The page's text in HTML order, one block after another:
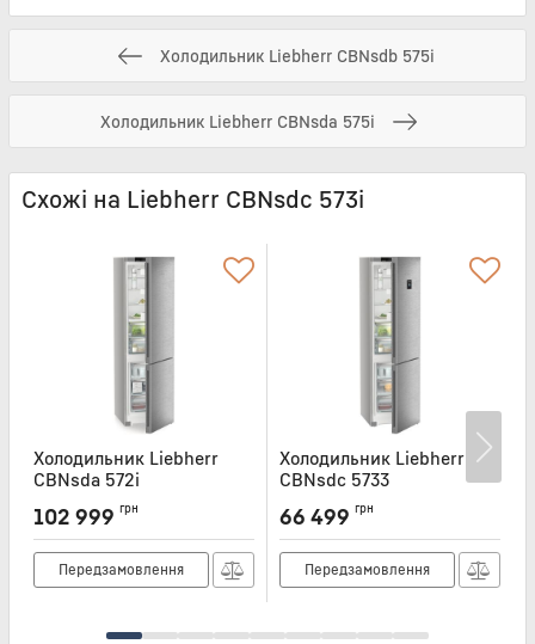
Холодильник Liebherr CBNsdb 575i
Холодильник Liebherr CBNsda 575i
Схожі на Liebherr CBNsdc 573i
Холодильник Liebherr
CBNsda 572i
CBNSDA572I
102 999 грн
Передзамовлення
Холодильник Liebherr
CBNsdc 5733
CBNSDC5733
66 499 грн
Передзамовлення